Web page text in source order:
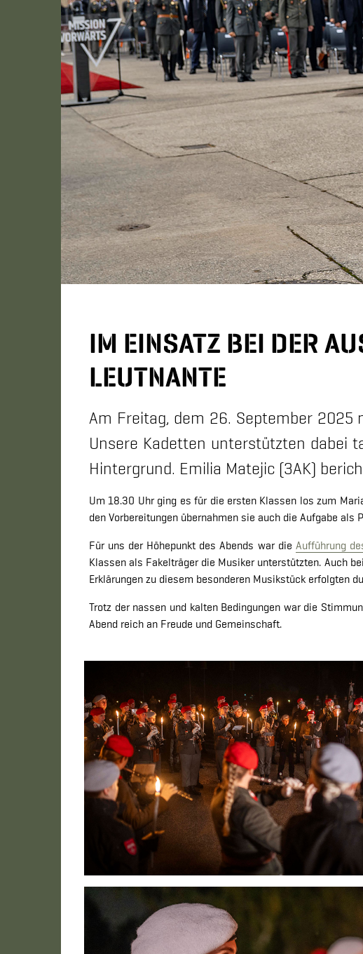
IM EINSATZ BEI DER
LEUTNANTE
Am Freitag, dem 26. September 2025
Unsere Kadetten unterstützten dabei
Hintergrund. Emilia Matejic (3AK)
Um 18.30 Uhr ging es für die ersten Klassen los zum
den Vorbereitungen übernahmen sie auch die Aufgabe
Für uns der Höhepunkt des Abends war die Aufführung
Klassen als Fakelträger die Musiker unterstützten. Auch
Erklärungen zu diesem besonderen Musikstück erfolgten
Trotz der nassen und kalten Bedingungen war die
Abend reich an Freude und Gemeinschaft.